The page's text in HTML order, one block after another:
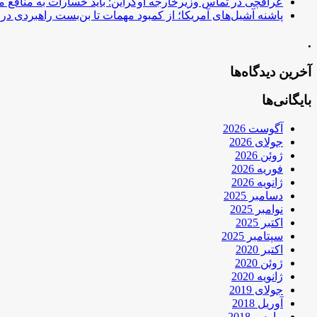
پاشنه آشیل‌های آمریکا؛ از کمبود مهمات تا بن‌بست راهبردی در
.
آخرین دیدگاه‌ها
بایگانی‌ها
آگوست 2026
جولای 2026
ژوئن 2026
فوریه 2026
ژانویه 2026
دسامبر 2025
نوامبر 2025
اکتبر 2025
سپتامبر 2025
اکتبر 2020
ژوئن 2020
ژانویه 2020
جولای 2019
آوریل 2018